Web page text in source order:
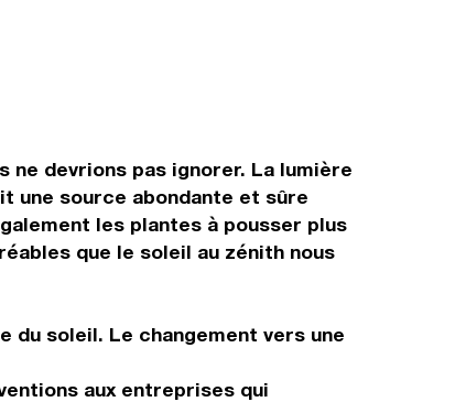
ne devrions pas ignorer. La lumière
une source abondante et sûre
les plantes à pousser plus
que le soleil au zénith nous
du soleil. Le changement vers une
aux entreprises qui